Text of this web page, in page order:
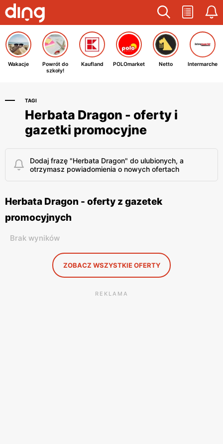
Wakacje
Powrót do
szkoły!
Kaufland POLOmarket Netto Intermarche
TAGI
Herbata Dragon - oferty i
gazetki promocyjne
Dodaj frazę "Herbata Dragon" do ulubionych, a
otrzymasz powiadomienia o nowych ofertach
Herbata Dragon - oferty z gazetek
promocyjnych
Brak wyników
ZOBACZ WSZYSTKIE OFERTY
REKLAMA